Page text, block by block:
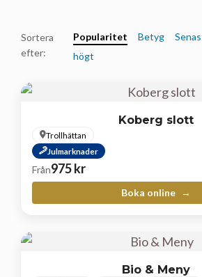
Sortera
efter:
Popularitet Betyg
högt
Koberg slott
Trollhättan
Julmarknader
Från975kr
Boka online
Bio & Meny